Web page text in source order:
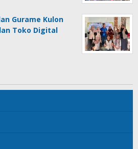
Gurame Kulon
Toko Digital